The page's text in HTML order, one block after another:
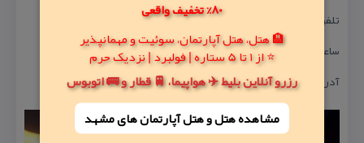
80% تخفیف واقعی
🏨 هتل، هتل آپارتمان، سوئیت و مهمانپذیر
⭐ از 1 تا 5 ستاره | فولبرد | نزدیک حرم
رزرو آنلاین بلیط ✈️ هواپیما، 🚆 قطار و 🚌 اتوبوس
مشاهده هتل و هتل‌ آپارتمان های مشهد
تلفن تماس : ۸۸۸۸۵۶۹۳-۸۸۷۷۵۶۱۷
ساعت كاری : ۹:۳۰ الی ۲۲
آدرس : میدان ونك، خیابان ونك نبش خیابان كار و تجارت